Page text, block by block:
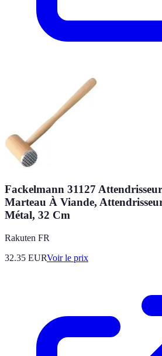
Fackelmann 31127
Marteau À Viande,
Métal, 32 Cm
Rakuten FR
32.35 EURVoir le prix